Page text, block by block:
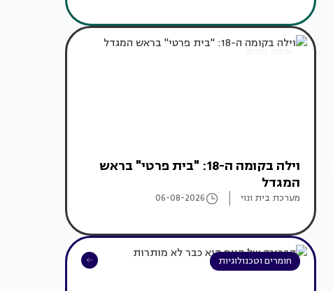
עיצוב בתים
וילה בקומה ה-18: "בית פרטי" בראש
המגדל
מערכת בית ונוי 06-08-2026
חומרים וטכנולוגיות